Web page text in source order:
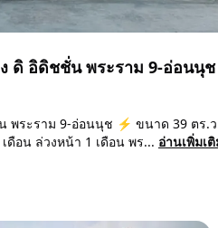
ดิ อิดิชชั่น พระราม 9-อ่อนนุ
พระราม 9-อ่อนนุช ⚡ ขนาด 39 ตร
อน ล่วงหน้า 1 เดือน พร... อ่านเพิ่มเ